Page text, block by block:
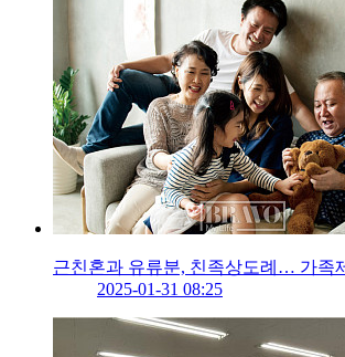
근친혼과 유류분, 친족상도례… 가족
2025-01-31 08:25